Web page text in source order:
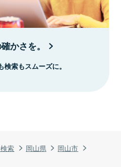
索 岡山県
岡山市
かさを。
索もスムーズに。